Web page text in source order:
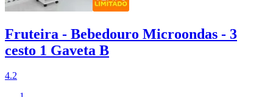
Fruteira - Bebedouro Microondas - 3
cesto 1 Gaveta B
4.2